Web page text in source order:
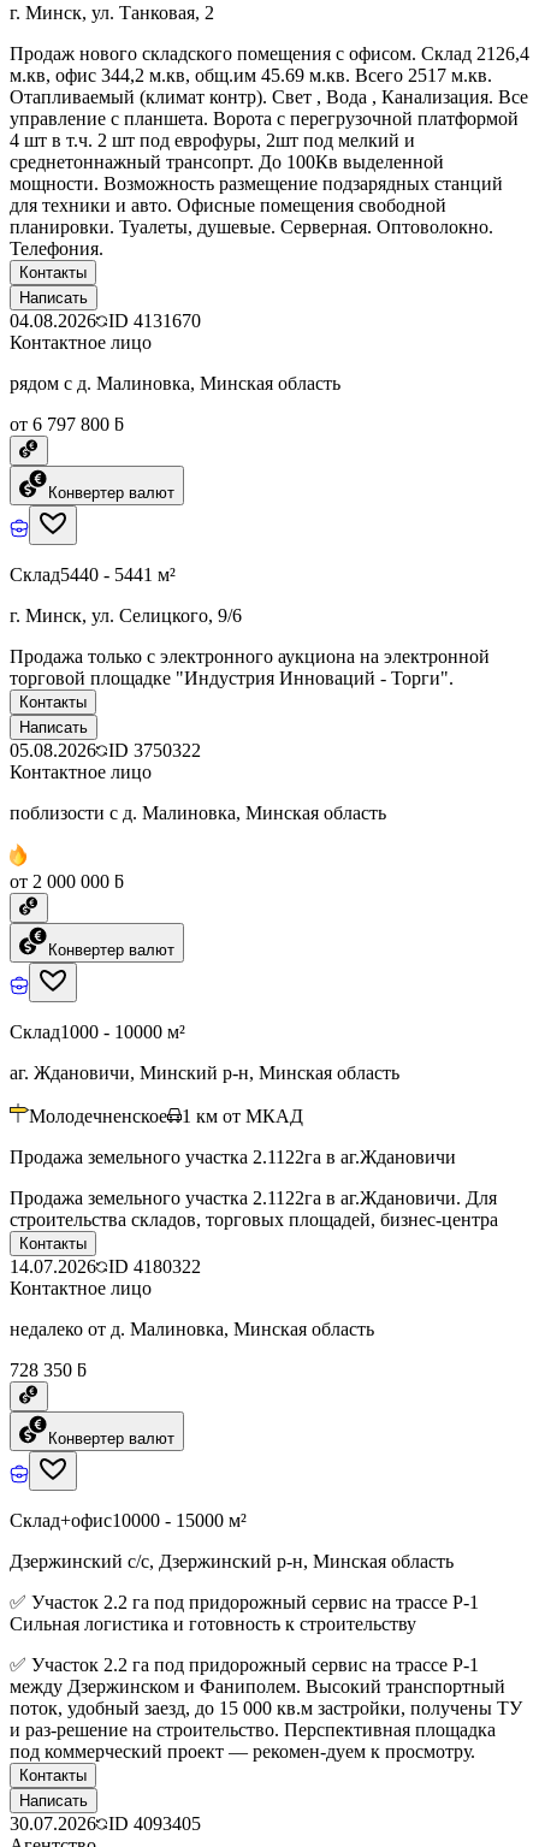
г. Минск, ул. Танковая, 2
Продаж нового складского помещения с офисом. Склад 2126,4
м.кв, офис 344,2 м.кв, общ.им 45.69 м.кв. Всего 2517 м.кв.
Отапливаемый (климат контр). Свет , Вода , Канализация. Все
управление с планшета. Ворота с перегрузочной платформой
4 шт в т.ч. 2 шт под еврофуры, 2шт под мелкий и
среднетоннажный трансопрт. До 100Кв выделенной
мощности. Возможность размещение подзарядных станций
для техники и авто. Офисные помещения свободной
планировки. Туалеты, душевые. Серверная. Оптоволокно.
Телефония.
Контакты
Написать
04.08.2026 ID 4131670
Контактное лицо
рядом с д. Малиновка, Минская область
от 6 797 800 ƃ
Конвертер валют
Склад5440 - 5441 м²
г. Минск, ул. Селицкого, 9/6
Продажа только с электронного аукциона на электронной
торговой площадке "Индустрия Инноваций - Торги".
Контакты
Написать
05.08.2026 ID 3750322
Контактное лицо
поблизости с д. Малиновка, Минская область
от 2 000 000 ƃ
Конвертер валют
Склад1000 - 10000 м²
аг. Ждановичи, Минский р-н, Минская область
Молодечненское 1 км от МКАД
Продажа земельного участка 2.1122га в аг.Ждановичи
Продажа земельного участка 2.1122га в аг.Ждановичи. Для
строительства складов, торговых площадей, бизнес-центра
Контакты
14.07.2026 ID 4180322
Контактное лицо
недалеко от д. Малиновка, Минская область
728 350 ƃ
Конвертер валют
Склад+офис10000 - 15000 м²
Дзержинский с/с, Дзержинский р-н, Минская область
✅ Участок 2.2 га под придорожный сервис на трассе Р-1
Сильная логистика и готовность к строительству
✅ Участок 2.2 га под придорожный сервис на трассе Р-1
между Дзержинском и Фаниполем. Высокий транспортный
поток, удобный заезд, до 15 000 кв.м застройки, получены ТУ
и раз-решение на строительство. Перспективная площадка
под коммерческий проект — рекомен-дуем к просмотру.
Контакты
Написать
30.07.2026 ID 4093405